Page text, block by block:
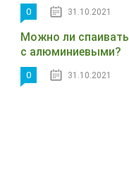
0 31.10.2021
Можно ли
с алюминиевыми?
0 31.10.2021